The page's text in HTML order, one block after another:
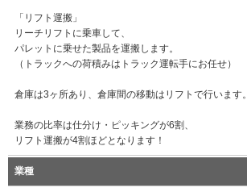
「リフト運搬」
リーチリフトに乗車して、
パレットに乗せた製品を運搬します。
（トラックへの荷積みはトラック運転手にお任せ）
倉庫は3ヶ所あり、倉庫間の移動はリフトで行います。
業務の比率は仕分け・ピッキングが6割、
リフト運搬が4割ほどとなります！
業種